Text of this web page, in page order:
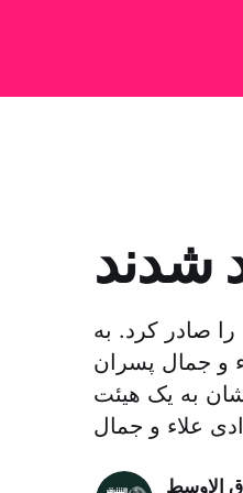
شدند
صادر کرد. به
و جمال پسران
به یک هیئت
الاوسط